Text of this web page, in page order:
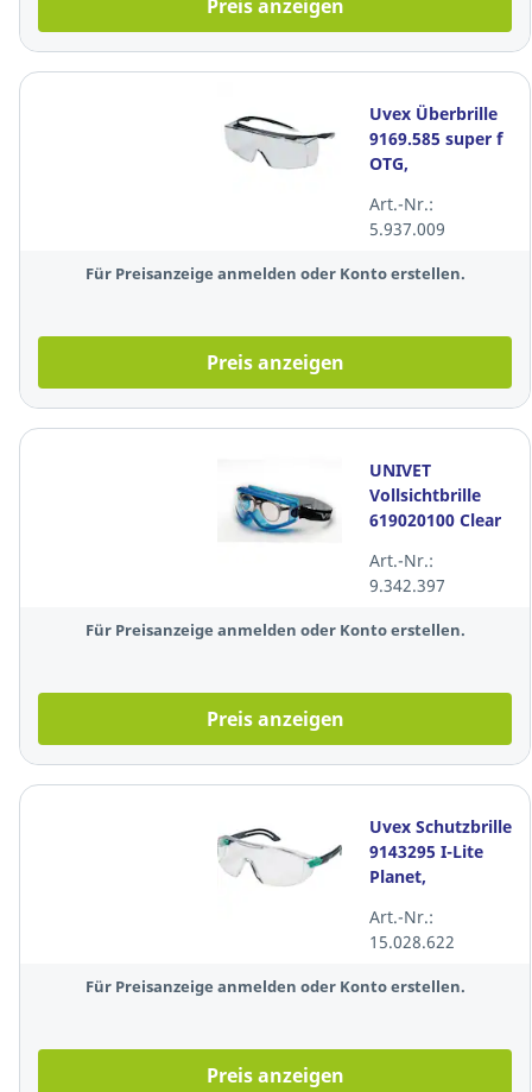
Preis anzeigen
Uvex Überbrille
9169.585 super f
OTG,
klar
Art.-Nr.:
5.937.009
Für Preisanzeige anmelden oder Konto erstellen.
Preis anzeigen
UNIVET
Vollsichtbrille
619020100 Clear
Belüftung, klar
Art.-Nr.:
9.342.397
Für Preisanzeige anmelden oder Konto erstellen.
Preis anzeigen
Uvex Schutzbrille
9143295 I-Lite
Planet,
klar
Art.-Nr.:
15.028.622
Für Preisanzeige anmelden oder Konto erstellen.
Preis anzeigen